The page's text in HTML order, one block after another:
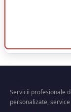
Servicii profesionale
personalizate,